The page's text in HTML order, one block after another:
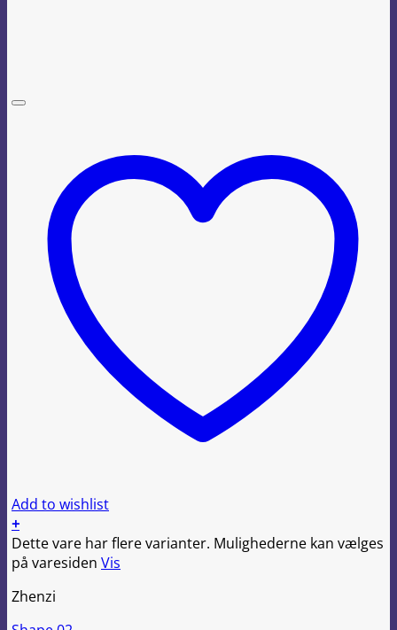
Add to wishlist
+
Dette vare har flere varianter. Mulighederne kan vælges
på varesiden Vis
Zhenzi